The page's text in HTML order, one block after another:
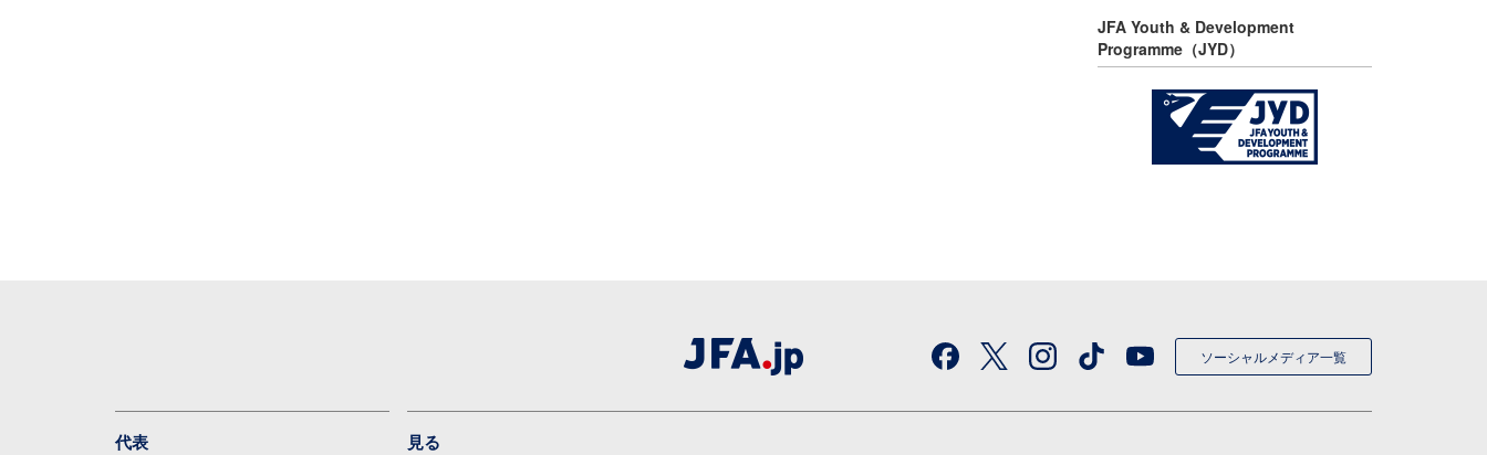
JFA Youth & Development
Programme（JYD）
ソーシャルメディア一覧
代表 見る